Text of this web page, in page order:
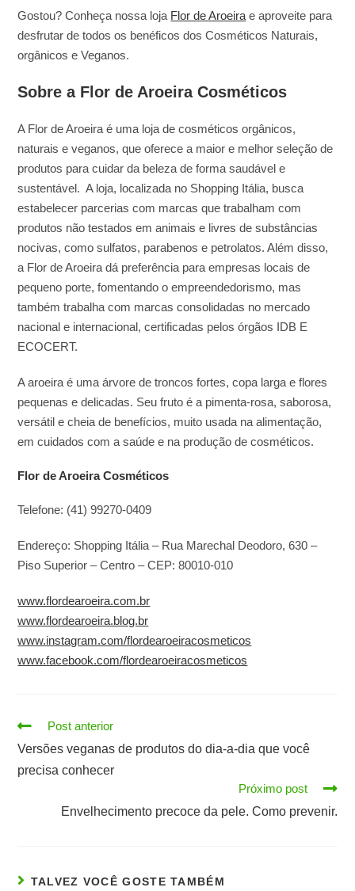
Gostou? Conheça nossa loja Flor de Aroeira e aproveite para
desfrutar de todos os benéficos dos Cosméticos Naturais,
orgânicos e Veganos.
Sobre a Flor de Aroeira Cosméticos
A Flor de Aroeira é uma loja de cosméticos orgânicos,
naturais e veganos, que oferece a maior e melhor seleção de
produtos para cuidar da beleza de forma saudável e
sustentável. A loja, localizada no Shopping Itália, busca
estabelecer parcerias com marcas que trabalham com
produtos não testados em animais e livres de substâncias
nocivas, como sulfatos, parabenos e petrolatos. Além disso,
a Flor de Aroeira dá preferência para empresas locais de
pequeno porte, fomentando o empreendedorismo, mas
também trabalha com marcas consolidadas no mercado
nacional e internacional, certificadas pelos órgãos IDB E
ECOCERT.
A aroeira é uma árvore de troncos fortes, copa larga e flores
pequenas e delicadas. Seu fruto é a pimenta-rosa, saborosa,
versátil e cheia de benefícios, muito usada na alimentação,
em cuidados com a saúde e na produção de cosméticos.
Flor de Aroeira Cosméticos
Telefone: (41) 99270-0409
Endereço: Shopping Itália – Rua Marechal Deodoro, 630 –
Piso Superior – Centro – CEP: 80010-010
www.flordearoeira.com.br
www.flordearoeira.blog.br
www.instagram.com/flordearoeiracosmeticos
www.facebook.com/flordearoeiracosmeticos
Read
articles
Post anterior
Versões veganas de produtos do dia-a-dia que você
precisa conhecer
Próximo post
Envelhecimento precoce da pele. Como prevenir.
TALVEZ VOCÊ GOSTE TAMBÉM